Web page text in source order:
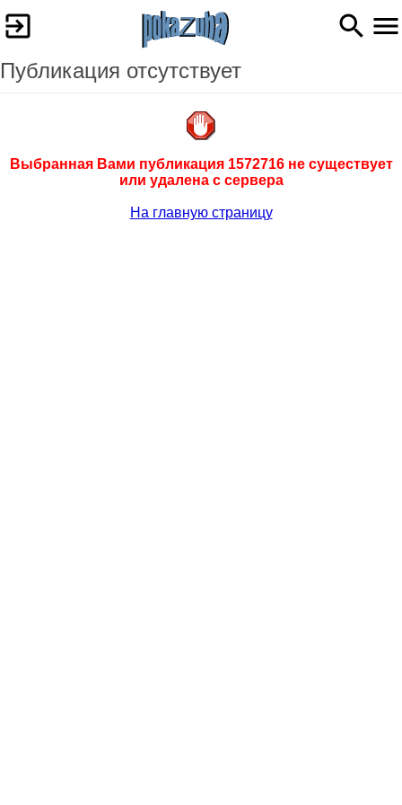
Публикация отсутствует
Выбранная Вами публикация 1572716 не существует
или удалена с сервера
На главную страницу